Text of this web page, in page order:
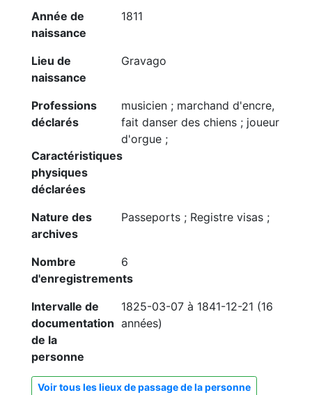
Année de
naissance
1811
Lieu de
naissance
Gravago
Professions
déclarés
musicien ; marchand d'encre,
fait danser des chiens ; joueur
d'orgue ;
Caractéristiques
physiques
déclarées
Nature des
archives
Passeports ; Registre visas ;
Nombre
d'enregistrements
6
Intervalle de
documentation
de la
personne
1825-03-07 à 1841-12-21 (16
années)
Voir tous les lieux de passage de la personne